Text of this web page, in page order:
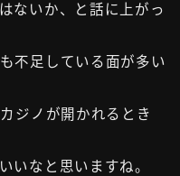
ないか、と話に上がっ
不足している面が多い
ジノが開かれるとき
いなと思いますね。